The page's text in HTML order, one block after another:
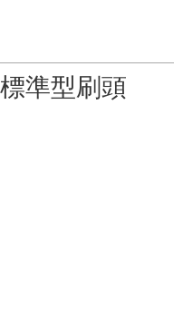
準型刷頭